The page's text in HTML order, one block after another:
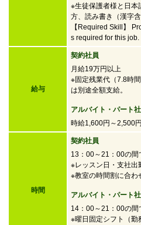
※生徒保護者様と日本
方、読み書き（漢字
【Required Skill】
s required for this job.
給与
契約社員
月給19万円以上
※固定残業代（7.8時
は別途全額支給。
アルバイト・パート
時給1,600円～2,500円
時間
契約社員
13：00～21：00の間
※レッスン日・支社出
※教室の時間割に合わ
アルバイト・パート
14：00～21：00の間
※曜日固定シフト（勤